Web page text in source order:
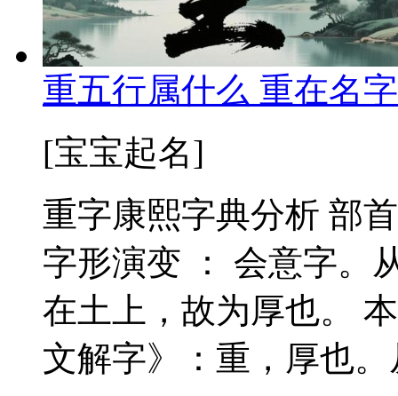
重五行属什么 重在名
[宝宝起名]
重字康熙字典分析 部
字形演变 ： 会意字。
在土上，故为厚也。
文解字》：重，厚也